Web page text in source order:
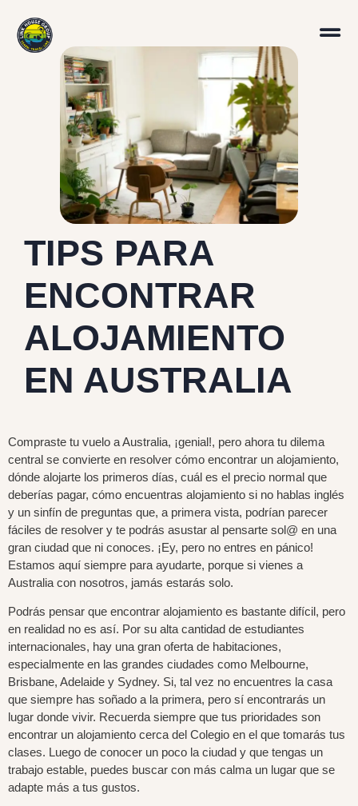
TIPS PARA
ENCONTRAR
ALOJAMIENTO
EN AUSTRALIA
Compraste tu vuelo a Australia, ¡genial!, pero ahora tu dilema
central se convierte en resolver cómo encontrar un alojamiento,
dónde alojarte los primeros días, cuál es el precio normal que
deberías pagar, cómo encuentras alojamiento si no hablas inglés
y un sinfín de preguntas que, a primera vista, podrían parecer
fáciles de resolver y te podrás asustar al pensarte sol@ en una
gran ciudad que ni conoces. ¡Ey, pero no entres en pánico!
Estamos aquí siempre para ayudarte, porque si vienes a
Australia con nosotros, jamás estarás solo.
Podrás pensar que encontrar alojamiento es bastante difícil, pero
en realidad no es así. Por su alta cantidad de estudiantes
internacionales, hay una gran oferta de habitaciones,
especialmente en las grandes ciudades como Melbourne,
Brisbane, Adelaide y Sydney. Si, tal vez no encuentres la casa
que siempre has soñado a la primera, pero sí encontrarás un
lugar donde vivir. Recuerda siempre que tus prioridades son
encontrar un alojamiento cerca del Colegio en el que tomarás tus
clases. Luego de conocer un poco la ciudad y que tengas un
trabajo estable, puedes buscar con más calma un lugar que se
adapte más a tus gustos.